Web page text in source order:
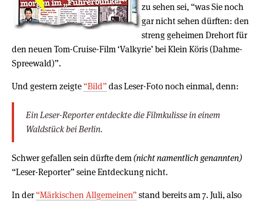
zu sehen sei, “was Sie noch
gar nicht sehen dürften: den
streng geheimen Drehort für
den neuen Tom-Cruise-Film ‘Valkyrie’ bei Klein Köris (Dahme-
Spreewald)”.
Und gestern zeigte “Bild”das Leser-Foto noch einmal, denn:
Ein Leser-Reporter entdeckte die Filmkulisse in einem
Waldstück bei Berlin.
Schwer gefallen sein dürfte dem (nicht namentlich genannten)
“Leser-Reporter” seine Entdeckung nicht.
In der“Märkischen Allgemeinen”stand bereits am 7. Juli, also